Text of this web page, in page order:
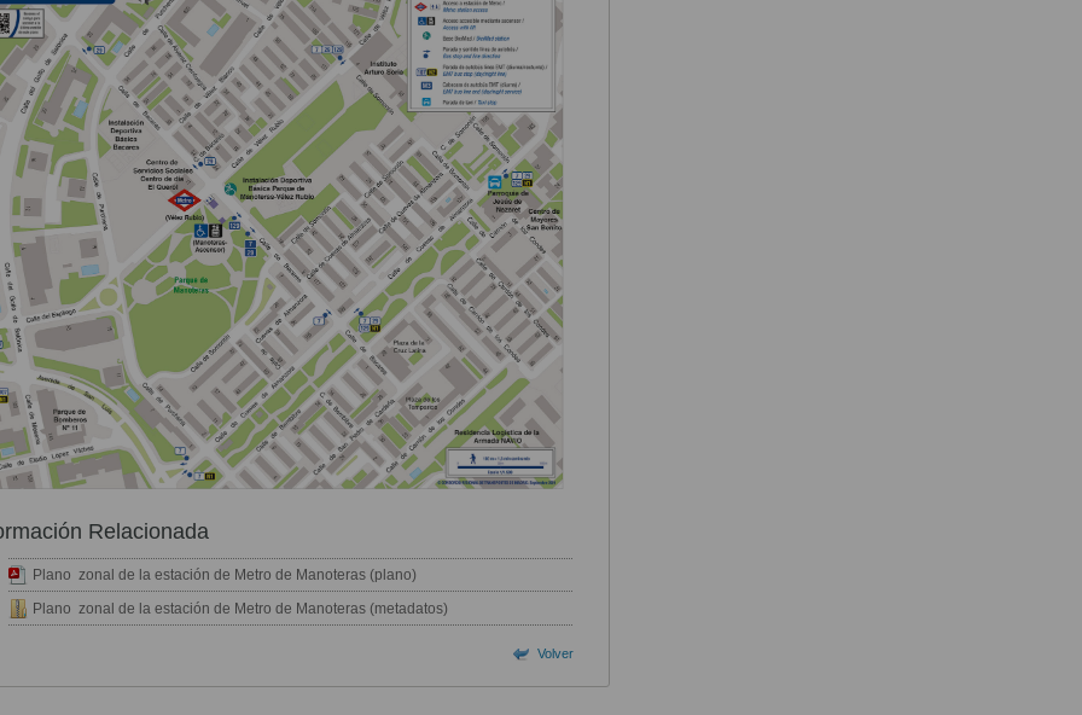
Relacionada
Plano zonal de la estación de Metro de Manoteras (plano)
Plano zonal de la estación de Metro de Manoteras (metadatos)
Volver